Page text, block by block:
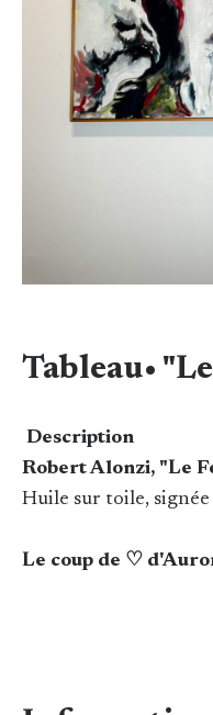
Tableau•
Description
Robert Alonzi, "Le
Huile sur toile,
Le coup de ♡